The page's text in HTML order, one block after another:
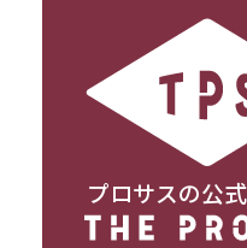
プロサスの公